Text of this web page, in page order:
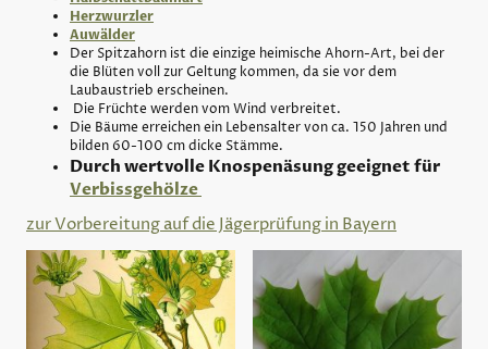
Herzwurzler
Auwälder
Der Spitzahorn ist die einzige heimische Ahorn-Art, bei der
die Blüten voll zur Geltung kommen, da sie vor dem
Laubaustrieb erscheinen.
Die Früchte werden vom Wind verbreitet.
Die Bäume erreichen ein Lebensalter von ca. 150 Jahren und
bilden 60-100 cm dicke Stämme.
Durch wertvolle Knospenäsung geeignet für
Verbissgehölze
zur Vorbereitung auf die Jägerprüfung in Bayern